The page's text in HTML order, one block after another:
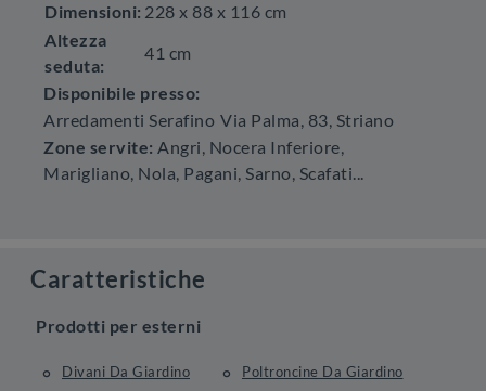
Dimensioni: 228 x 88 x 116 cm
Altezza
seduta:
41 cm
Disponibile presso:
Arredamenti Serafino Via Palma, 83, Striano
Zone servite: Angri, Nocera Inferiore,
Marigliano, Nola, Pagani, Sarno, Scafati...
Caratteristiche
Prodotti per esterni
Divani Da Giardino Poltroncine Da Giardino